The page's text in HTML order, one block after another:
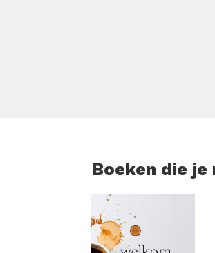
Boeken die